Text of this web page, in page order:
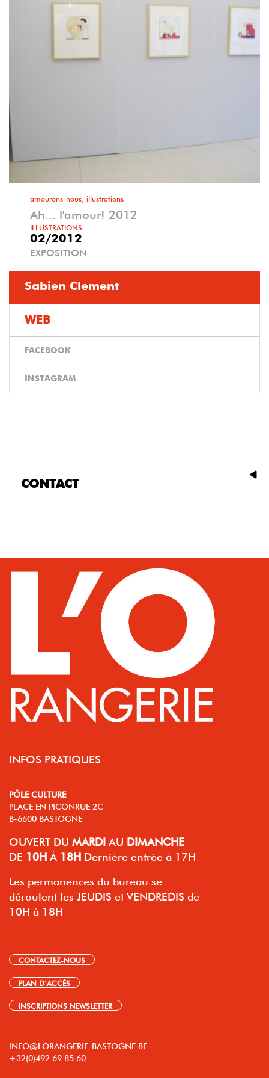
amourons-nous, illustrations
Ah... l'amour! 2012
ILLUSTRATIONS
02/2012
EXPOSITION
Sabien Clement
WEB
FACEBOOK
INSTAGRAM
CONTACT
INFOS PRATIQUES
PÔLE CULTURE
PLACE EN PICONRUE 2C
B-6600 BASTOGNE
OUVERT DU MARDI AU DIMANCHE
DE 10H À 18H Dernière entrée à 17H
Les permanences du bureau se
déroulent les JEUDIS et VENDREDIS de
10H à 18H
CONTACTEZ-NOUS
PLAN D’ACCÈS
INSCRIPTIONS NEWSLETTER
INFO@LORANGERIE-BASTOGNE.BE
+32(0)492 69 85 60